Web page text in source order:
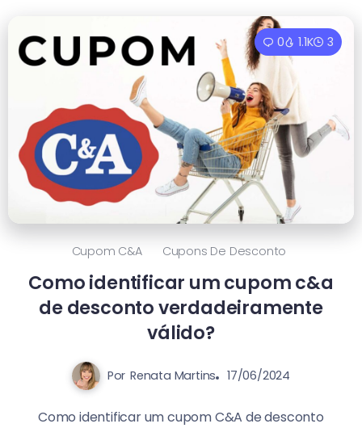
0 1.1K 3
Cupom C&a Cupons De Desconto
Como identificar um cupom c&a
de desconto verdadeiramente
válido?
Por Renata Martins 17/06/2024
Como identificar um cupom C&A de desconto